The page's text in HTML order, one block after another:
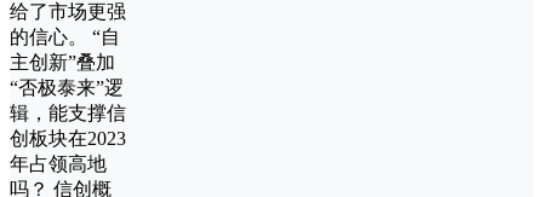
给了市场更强
的信心。 “自
主创新”叠加
“否极泰来”逻
辑，能支撑信
创板块在2023
年占领高地
吗？ 信创概